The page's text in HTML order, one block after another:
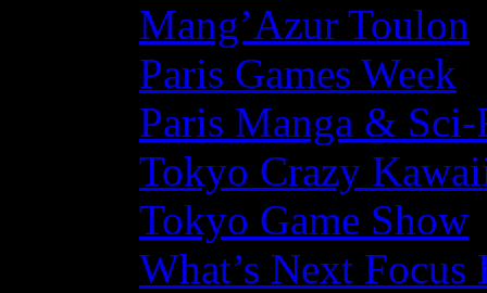
Mang’Azur Toulon
Paris Games Week
Paris Manga &
Tokyo Crazy
Tokyo Game Show
What’s Next